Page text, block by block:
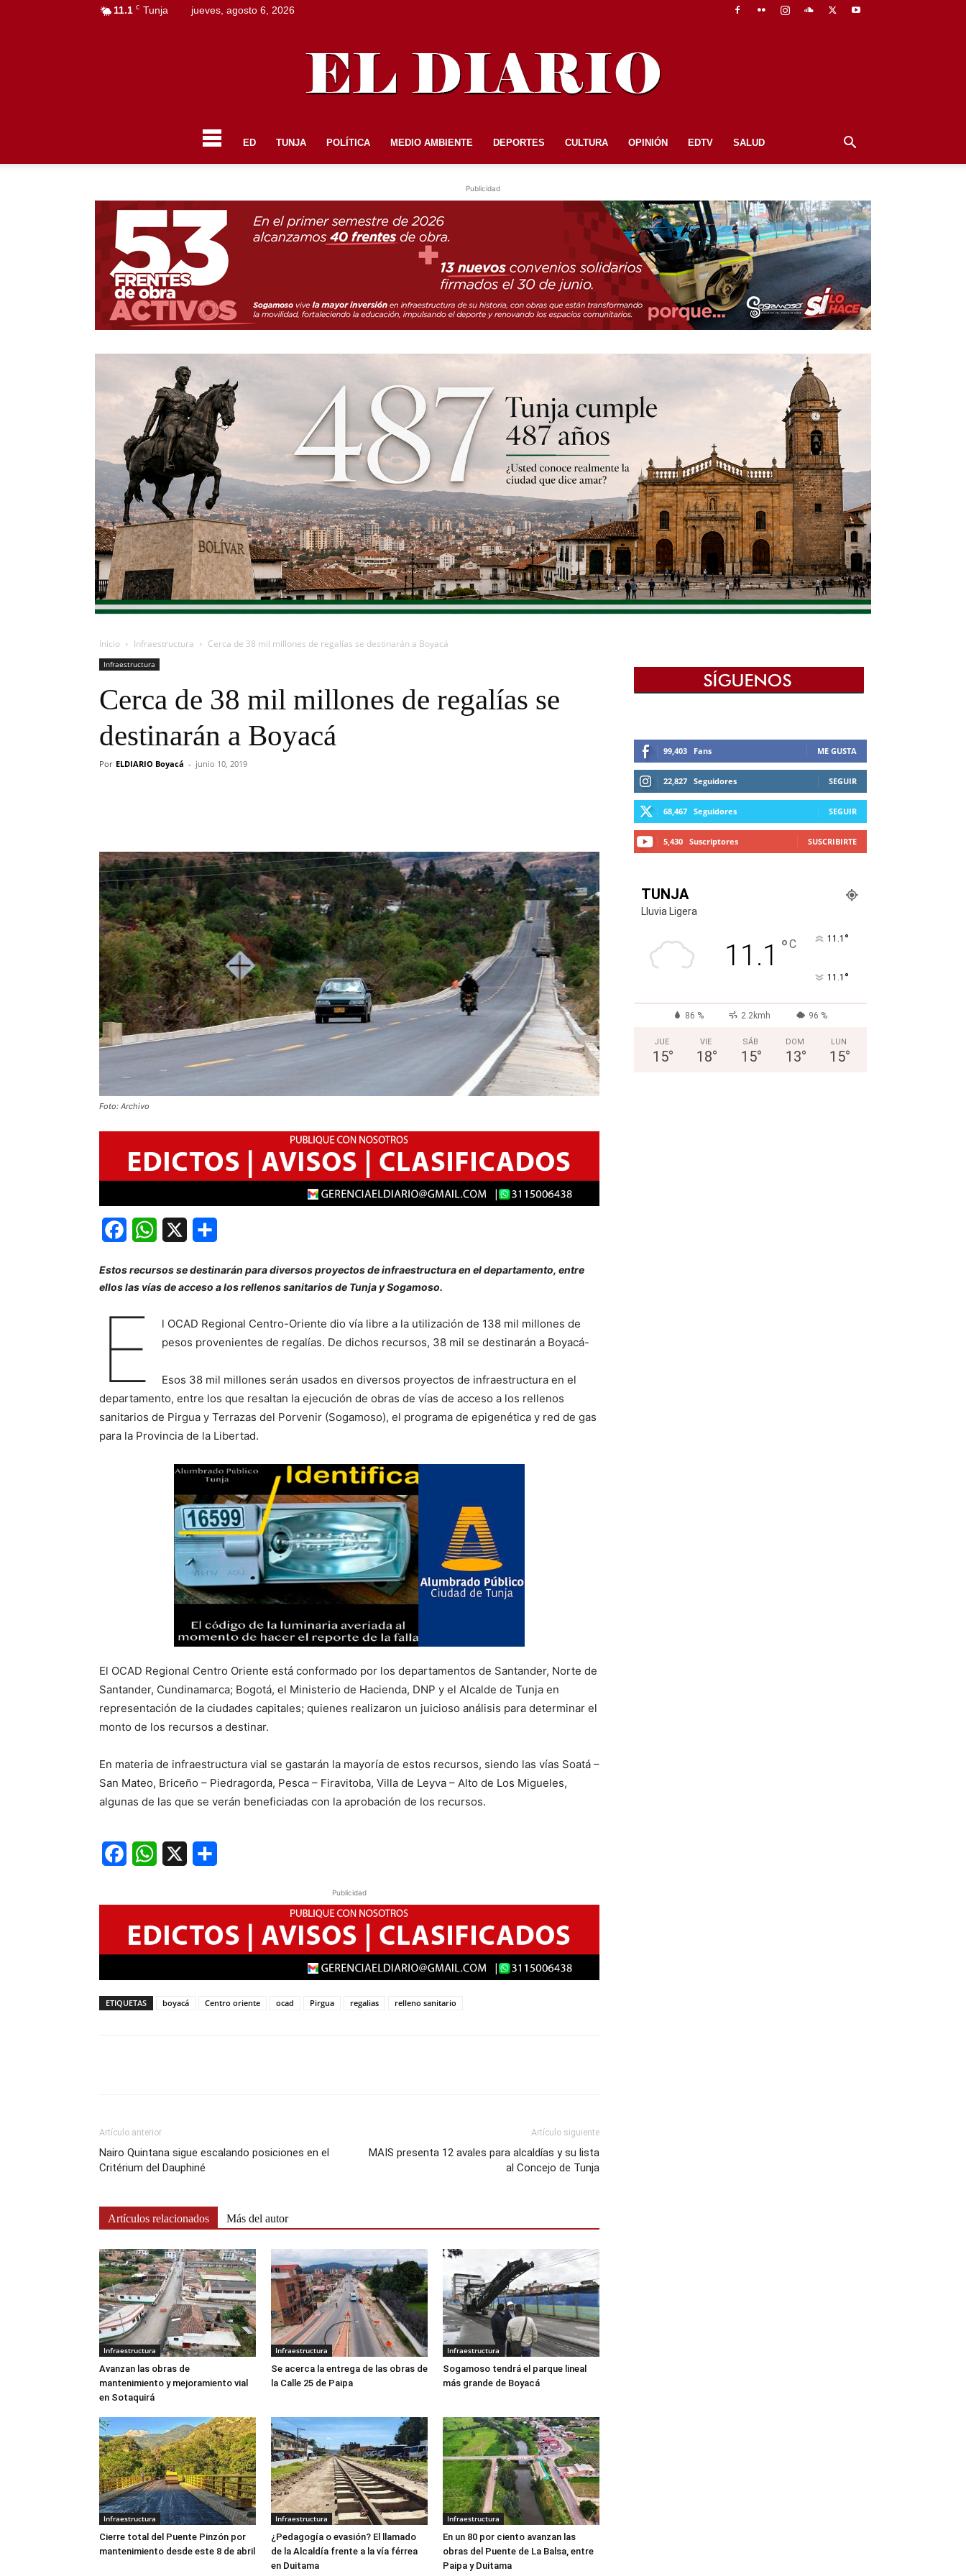
11.1 C Tunja jueves, agosto 6, 2026
DIARIO
ED TUNJA POLÍTICA MEDIO AMBIENTE DEPORTES CULTURA OPINIÓN EDTV SALUD
Publicidad
Inicio Infraestructura Cerca de 38 mil millones de regalías se destinarán a Boyacá
Infraestructura
Cerca de 38 mil millones de regalías se
destinarán a Boyacá
Por ELDIARIO Boyacá - junio 10, 2019
Foto: Archivo
FacebookWhatsApp
Estos recursos se destinarán para diversos proyectos de infraestructura en el departamento, entre
ellos las vías de acceso a los rellenos sanitarios de Tunja y Sogamoso.
E
l OCAD Regional Centro-Oriente dio vía libre a la utilización de 138 mil millones de
pesos provenientes de regalías. De dichos recursos, 38 mil se destinarán a Boyacá-
Esos 38 mil millones serán usados en diversos proyectos de infraestructura en el
departamento, entre los que resaltan la ejecución de obras de vías de acceso a los rellenos
sanitarios de Pirgua y Terrazas del Porvenir (Sogamoso), el programa de epigenética y red de gas
para la Provincia de la Libertad.
El OCAD Regional Centro Oriente está conformado por los departamentos de Santander, Norte de
Santander, Cundinamarca; Bogotá, el Ministerio de Hacienda, DNP y el Alcalde de Tunja en
representación de la ciudades capitales; quienes realizaron un juicioso análisis para determinar el
monto de los recursos a destinar.
En materia de infraestructura vial se gastarán la mayoría de estos recursos, siendo las vías Soatá –
San Mateo, Briceño – Piedragorda, Pesca – Firavitoba, Villa de Leyva – Alto de Los Migueles,
algunas de las que se verán beneficiadas con la aprobación de los recursos.
FacebookWhatsApp
Publicidad
ETIQUETAS boyacá Centro oriente ocad Pirgua regalias relleno sanitario
Artículo anterior
Nairo Quintana sigue escalando posiciones en el
Critérium del Dauphiné
Artículo siguiente
MAIS presenta 12 avales para alcaldías y su lista
al Concejo de Tunja
Artículos relacionados Más del autor
Infraestructura
Avanzan las obras de
mantenimiento y mejoramiento vial
en Sotaquirá
Infraestructura
Se acerca la entrega de las obras de
la Calle 25 de Paipa
Infraestructura
Sogamoso tendrá el parque lineal
más grande de Boyacá
Infraestructura
Cierre total del Puente Pinzón por
mantenimiento desde este 8 de abril
Infraestructura
¿Pedagogía o evasión? El llamado
de la Alcaldía frente a la vía férrea
en Duitama
Infraestructura
En un 80 por ciento avanzan las
obras del Puente de La Balsa, entre
Paipa y Duitama
99,403 Fans ME GUSTA
22,827 Seguidores SEGUIR
68,467 Seguidores SEGUIR
5,430 Suscriptores SUSCRIBIRTE
TUNJA
Lluvia Ligera
11.1 °C 11.1 °
11.1 °
86 % 2.2kmh 96 %
JUE
15°
VIE
18°
SÁB
15°
DOM
13°
LUN
15°